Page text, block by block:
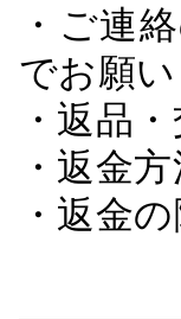
・ご連
でお願い
・返品
・返金
・返金